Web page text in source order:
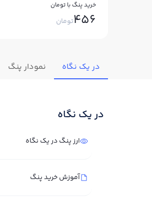
خرید پنگ با تومان
456تومان
در یک نگاه نمودار پنگ
در یک نگاه
ارز پنگ در یک نگاه
آموزش خرید پنگ